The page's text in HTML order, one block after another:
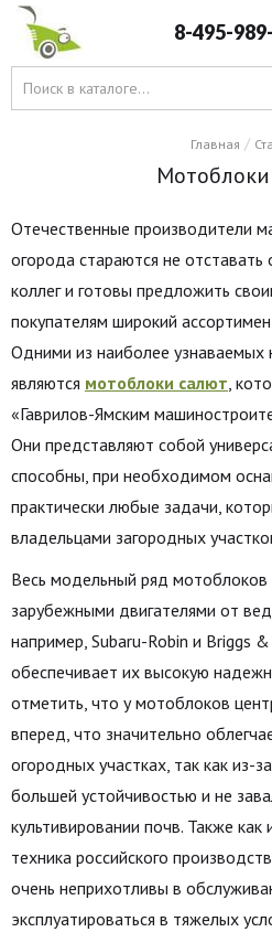
8-495-
Главная /
Отечественные производители
огорода стараются не
коллег и готовы предложить
покупателям широкий
Одними из наиболее узнаваемых
являются мотоблоки салют,
«Гаврилов-Ямским
Они представляют собой
способны, при необходимом
практически любые задачи,
владельцами загородных
Весь модельный ряд
зарубежными двигателями от
например, Subaru-Robin и Briggs
обеспечивает их высокую
отметить, что у мотоблоков
вперед, что значительно
огородных участках, так как из-
большей устойчивостью и не
культивировании почв. Также как
техника российского
очень неприхотливы в
эксплуатироваться в тяжелых